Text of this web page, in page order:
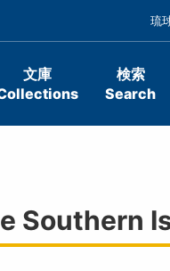
琉
文庫
検索
Search
Southern